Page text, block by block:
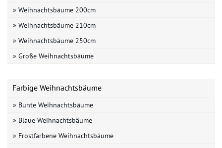
» Weihnachtsbäume 200cm
» Weihnachtsbäume 210cm
» Weihnachtsbäume 250cm
» Große Weihnachtsbäume
Farbige Weihnachtsbäume
» Bunte Weihnachtsbäume
» Blaue Weihnachtsbäume
» Frostfarbene Weihnachtsbäume